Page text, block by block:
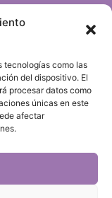
tecnologías como las
del dispositivo. El
procesar datos como
únicas en este
afectar